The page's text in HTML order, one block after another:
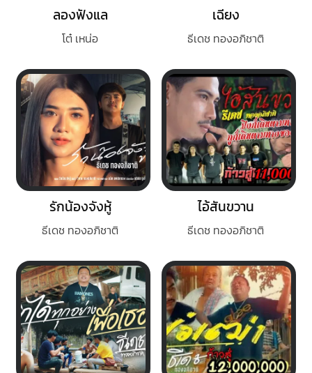
ลองฟังแล
โต๋ เหน่อ
เฉียง
ธีเดช ทองอภิชาติ
รักน้องจังหู้
ธีเดช ทองอภิชาติ
ไอ้สันขวาน
ธีเดช ทองอภิชาติ